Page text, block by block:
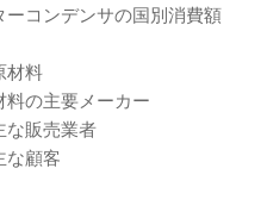
ーコンデンサの国別消費額
材料
料の主要メーカー
な販売業者
な顧客